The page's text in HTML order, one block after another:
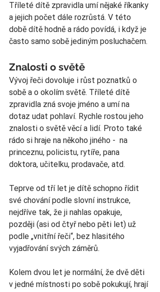
Tříleté dítě zpravidla umí nějaké říkanky
a jejich počet dále rozrůstá. V této
době dítě hodně a rádo povídá, i když je
často samo sobě jediným posluchačem.
Znalosti o světě
Vývoj řeči dovoluje i růst poznatků o
sobě a o okolím světě. Tříleté dítě
zpravidla zná svoje jméno a umí na
dotaz udat pohlaví. Rychle rostou jeho
znalosti o světě věcí a lidí. Proto také
rádo si hraje na někoho jiného -  na
princeznu, policistu, rytíře, pana
doktora, učitelku, prodavače, atd.
Teprve od tří let je dítě schopno řídit
své chování podle slovní instrukce,
nejdříve tak, že ji nahlas opakuje,
později (asi od čtyř nebo pěti let) už
podle „vnitřní řeči“, bez hlasitého
vyjadřování svých záměrů.
Kolem dvou let je normální, že dvě děti
v jedné místnosti po sobě pokukují, hrají